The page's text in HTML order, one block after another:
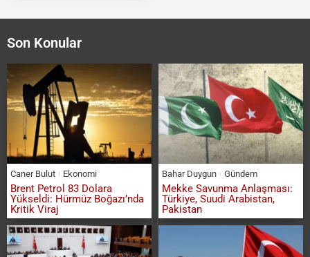
Son Konular
Caner Bulut Ekonomi
Brent Petrol 83 Dolara
Yükseldi: Hürmüz Boğazı’nda
Kritik Viraj
Bahar Duygun Gündem
Mekke Savunma Anlaşması:
Türkiye, Suudi Arabistan,
Pakistan